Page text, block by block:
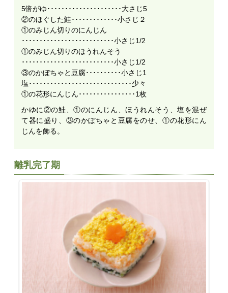
5倍がゆ･････････････････････大さじ5
②のほぐした鮭･････････････小さじ２
①のみじん切りのにんじん
･･････････････････････････小さじ1/2
①のみじん切りのほうれんそう
･･････････････････････････小さじ1/2
③のかぼちゃと豆腐･･････････小さじ1
塩･････････････････････････････少々
①の花形にんじん････････････････1枚
かゆに②の鮭、①のにんじん、ほうれんそう、塩を混ぜ
て器に盛り、③のかぼちゃと豆腐をのせ、①の花形にん
じんを飾る。
離乳完了期